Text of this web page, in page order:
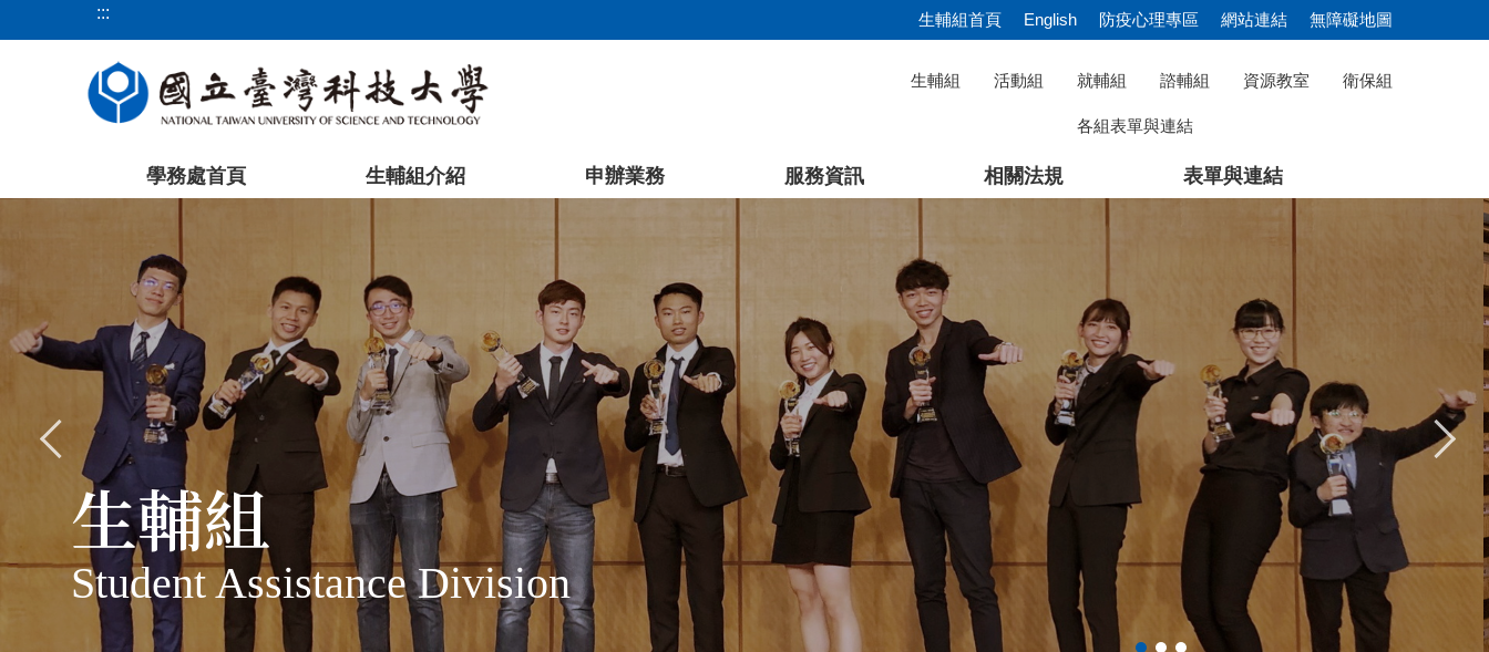
到
塊
::: 生輔組首頁 English 防疫心理專區 網站連結 無障礙地圖
生輔組 活動組 就輔組 諮輔組 資源教室 衛保組
各組表單與連結
學務處首頁 生輔組介紹 申辦業務 服務資訊 相關法規 表單與連結
生輔組
Student Assistance Division